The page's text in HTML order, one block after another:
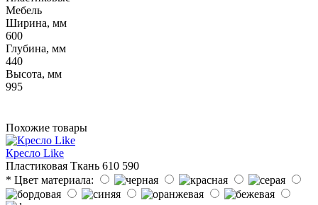
Мебель
Ширина, мм
600
Глубина, мм
440
Высота, мм
995
Похожие товары
Кресло Like
Пластиковая Ткань 610 590
* Цвет материала: